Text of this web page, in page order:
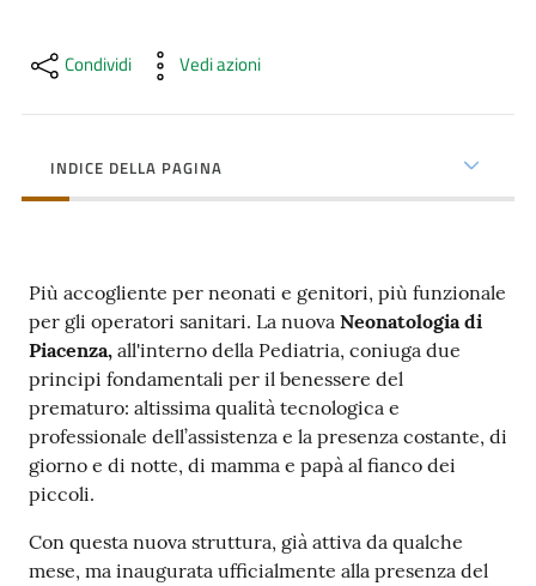
Strutture
e
Piacenza
Costruiamo
Salute
Novità
Condividi Vedi azioni
INDICE DELLA PAGINA
Più accogliente per neonati e genitori, più funzionale
per gli operatori sanitari. La nuova Neonatologia di
Piacenza, all'interno della Pediatria, coniuga due
principi fondamentali per il benessere del
prematuro: altissima qualità tecnologica e
professionale dell’assistenza e la presenza costante, di
giorno e di notte, di mamma e papà al fianco dei
piccoli.
Con questa nuova struttura, già attiva da qualche
mese, ma inaugurata ufficialmente alla presenza del